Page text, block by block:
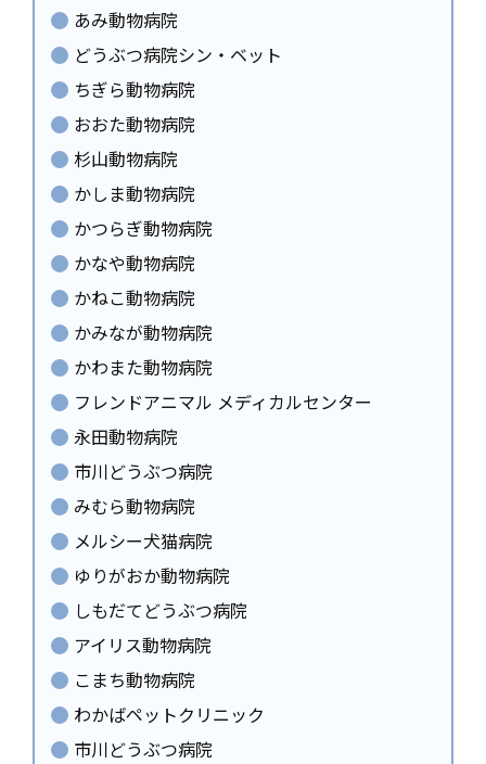
あみ動物病院
どうぶつ病院シン・ベット
ちぎら動物病院
おおた動物病院
杉山動物病院
かしま動物病院
かつらぎ動物病院
かなや動物病院
かねこ動物病院
かみなが動物病院
かわまた動物病院
フレンドアニマル メディカルセンター
永田動物病院
市川どうぶつ病院
みむら動物病院
メルシー犬猫病院
ゆりがおか動物病院
しもだてどうぶつ病院
アイリス動物病院
こまち動物病院
わかばペットクリニック
市川どうぶつ病院